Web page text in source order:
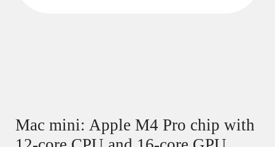
Mac mini: Apple M4 Pro chip with